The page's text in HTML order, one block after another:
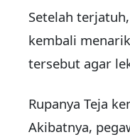
Setelah
kembali
tersebut agar
Rupanya Teja
Akibatnya,